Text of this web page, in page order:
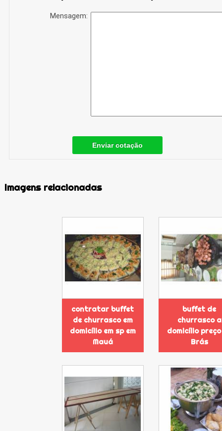
Mensagem:
Enviar cotação
Imagens relacionadas
contratar buffet
de churrasco em
domicílio em sp em
Mauá
buffet de
churrasco a
domicílio
Brás